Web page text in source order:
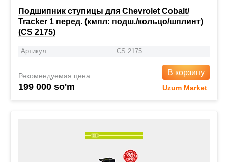
Подшипник ступицы для Chevrolet Cobalt/
Tracker 1 перед. (кмпл: подш./кольцо/шплинт)
(CS 2175)
Артикул CS 2175
Рекомендуемая цена
199 000 so'm
В корзину
Uzum Market